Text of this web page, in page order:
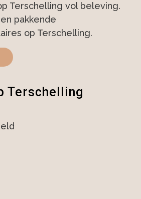
Terschelling vol beleving.
pakkende
op Terschelling.
Terschelling